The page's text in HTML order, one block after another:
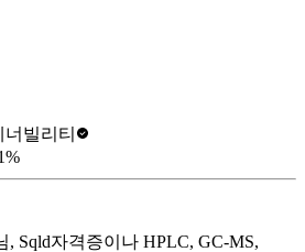
빌리티
%
, Sqld자격증이나 HPLC, GC-MS,